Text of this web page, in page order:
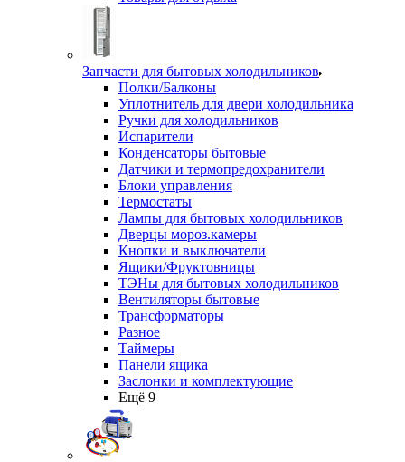
Запчасти для бытовых холодильников
Полки/Балконы
Уплотнитель для двери холодильника
Ручки для холодильников
Испарители
Конденсаторы бытовые
Датчики и термопредохранители
Блоки управления
Термостаты
Лампы для бытовых холодильников
Дверцы мороз.камеры
Кнопки и выключатели
Ящики/Фруктовницы
ТЭНы для бытовых холодильников
Вентиляторы бытовые
Трансформаторы
Разное
Таймеры
Панели ящика
Заслонки и комплектующие
Ещё 9